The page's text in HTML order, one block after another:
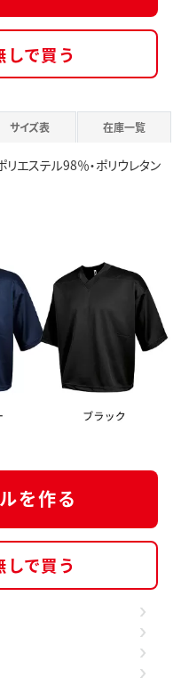
しで買う
サイズ表 在庫一覧
エステル98％・ポリウレタン
を作る
しで買う